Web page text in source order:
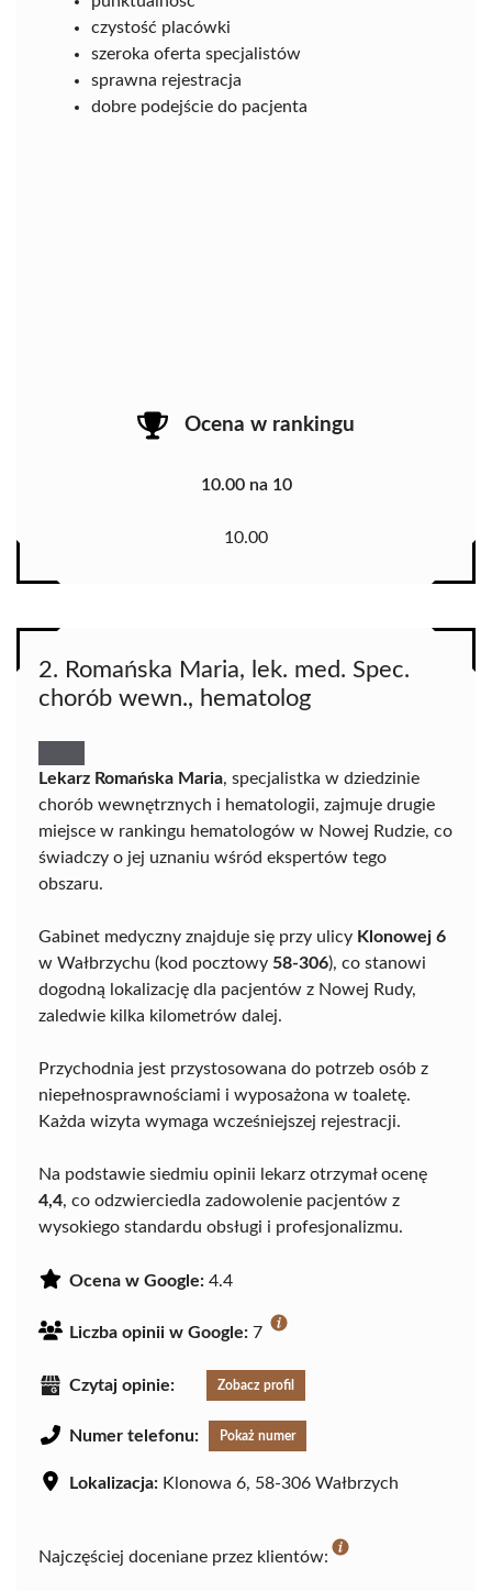
czystość placówki
szeroka oferta specjalistów
sprawna rejestracja
dobre podejście do pacjenta
Ocena w rankingu
10.00 na 10
10.00
2. Romańska Maria, lek. med. Spec.
chorób wewn., hematolog
Lekarz Romańska Maria, specjalistka w dziedzinie
chorób wewnętrznych i hematologii, zajmuje drugie
miejsce w rankingu hematologów w Nowej Rudzie, co
świadczy o jej uznaniu wśród ekspertów tego
obszaru.
Gabinet medyczny znajduje się przy ulicy Klonowej 6
w Wałbrzychu (kod pocztowy 58-306), co stanowi
dogodną lokalizację dla pacjentów z Nowej Rudy,
zaledwie kilka kilometrów dalej.
Przychodnia jest przystosowana do potrzeb osób z
niepełnosprawnościami i wyposażona w toaletę.
Każda wizyta wymaga wcześniejszej rejestracji.
Na podstawie siedmiu opinii lekarz otrzymał ocenę
4,4, co odzwierciedla zadowolenie pacjentów z
wysokiego standardu obsługi i profesjonalizmu.
Ocena w Google: 4.4
Liczba opinii w Google: 7
Czytaj opinie: Zobacz profil
Numer telefonu: Pokaż numer
Lokalizacja: Klonowa 6, 58-306 Wałbrzych
Najczęściej doceniane przez klientów: